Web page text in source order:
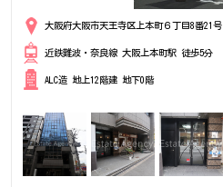
大阪府大阪市天王寺区上本町６丁目8番21号
近鉄難波・奈良線 大阪上本町駅 徒歩5分
ALC造 地上12階建 地下0階